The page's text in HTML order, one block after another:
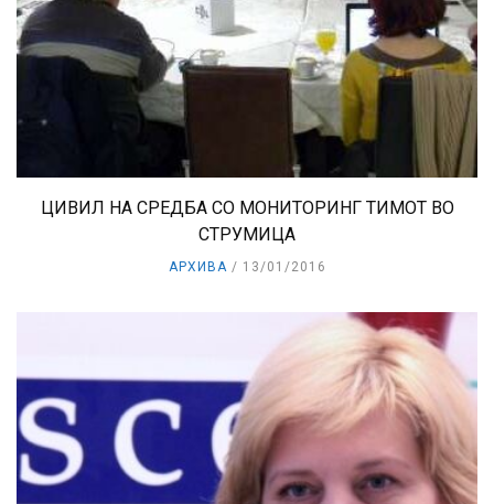
ЦИВИЛ НА СРЕДБА СО МОНИТОРИНГ ТИМОТ ВО
СТРУМИЦА
АРХИВА 13/01/2016